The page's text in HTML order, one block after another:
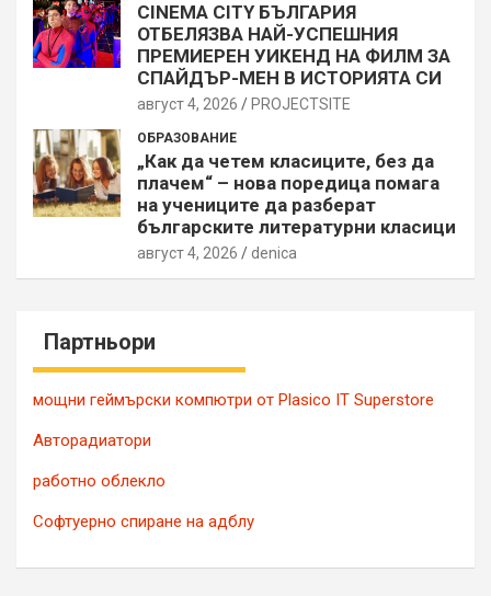
CINEMA CITY БЪЛГАРИЯ
ОТБЕЛЯЗВА НАЙ-УСПЕШНИЯ
ПРЕМИЕРЕН УИКЕНД НА ФИЛМ ЗА
СПАЙДЪР-МЕН В ИСТОРИЯТА СИ
август 4, 2026 PROJECTSITЕ
ОБРАЗОВАНИЕ
„Как да четем класиците, без да
плачем“ – нова поредица помага
на учениците да разберат
българските литературни класици
август 4, 2026 denica
Партньори
мощни геймърски компютри от Plasico IT Superstore
Авторадиатори
работно облекло
Софтуерно спиране на адблу